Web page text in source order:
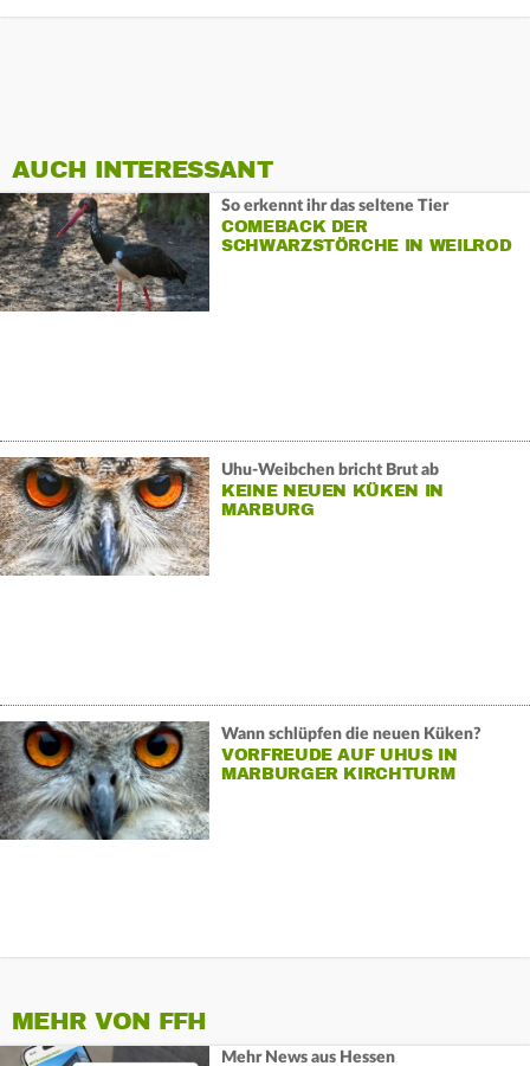
AUCH INTERESSANT
So erkennt ihr das seltene Tier
COMEBACK DER
SCHWARZSTÖRCHE IN WEILROD
Uhu-Weibchen bricht Brut ab
KEINE NEUEN KÜKEN IN
MARBURG
Wann schlüpfen die neuen Küken?
VORFREUDE AUF UHUS IN
MARBURGER KIRCHTURM
MEHR VON FFH
Mehr News aus Hessen